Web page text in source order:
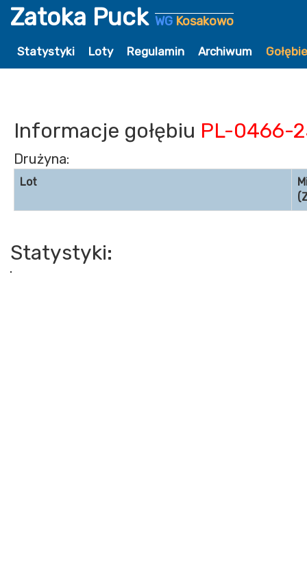
Zatoka Puck WG Kosakowo
Statystyki Loty Regulamin Archiwum
Informacje gołębiu PL-0466-
Drużyna:
Lot
Statystyki: